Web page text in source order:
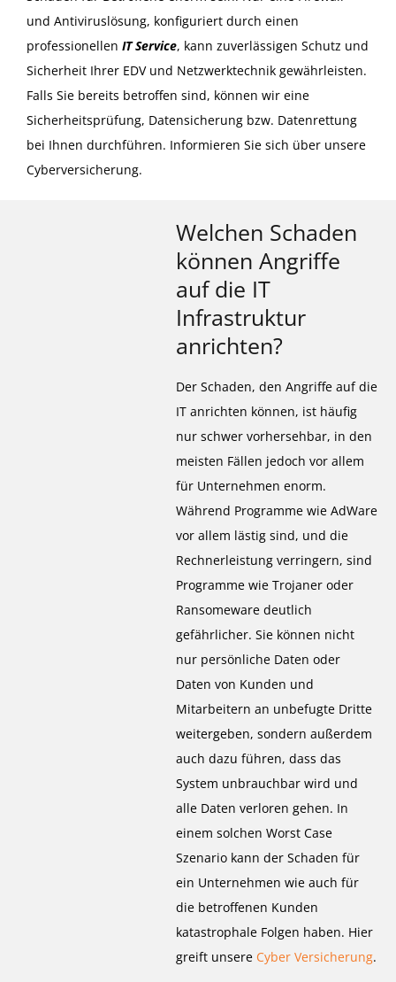
und Antiviruslösung, konfiguriert durch einen
professionellen IT Service, kann zuverlässigen Schutz und
Sicherheit Ihrer EDV und Netzwerktechnik gewährleisten.
Falls Sie bereits betroffen sind, können wir eine
Sicherheitsprüfung, Datensicherung bzw. Datenrettung
bei Ihnen durchführen. Informieren Sie sich über unsere
Cyberversicherung.
Welchen Schaden
können Angriffe
auf die IT
Infrastruktur
anrichten?
Der Schaden, den Angriffe auf die
IT anrichten können, ist häufig
nur schwer vorhersehbar, in den
meisten Fällen jedoch vor allem
für Unternehmen enorm.
Während Programme wie AdWare
vor allem lästig sind, und die
Rechnerleistung verringern, sind
Programme wie Trojaner oder
Ransomeware deutlich
gefährlicher. Sie können nicht
nur persönliche Daten oder
Daten von Kunden und
Mitarbeitern an unbefugte Dritte
weitergeben, sondern außerdem
auch dazu führen, dass das
System unbrauchbar wird und
alle Daten verloren gehen. In
einem solchen Worst Case
Szenario kann der Schaden für
ein Unternehmen wie auch für
die betroffenen Kunden
katastrophale Folgen haben. Hier
greift unsere Cyber Versicherung.